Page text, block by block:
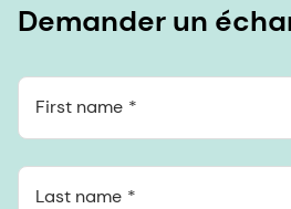
Demander un
First name
Last name